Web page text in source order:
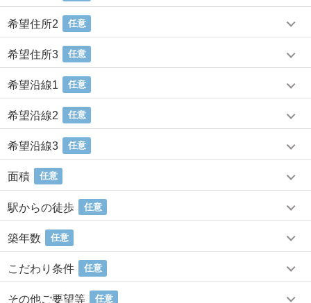
希望住所2 任意
希望住所3 任意
希望沿線1 任意
希望沿線2 任意
希望沿線3 任意
面積 任意
駅からの徒歩 任意
築年数 任意
こだわり条件 任意
その他ご要望等 任意